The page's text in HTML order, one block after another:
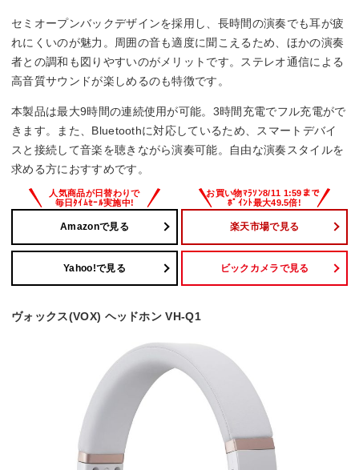
20Hz～20kHz
コード長
セミオープンバックデザインを採用し、長時間の演奏でも耳が疲
れにくいのが魅力。周囲の音も適度に聞こえるため、ほかの演奏
者との調和も図りやすいのがメリットです。ステレオ通信による
高音質サウンドが楽しめるのも特徴です。
本製品は最大9時間の連続使用が可能。3時間充電でフル充電がで
きます。また、Bluetoothに対応しているため、スマートデバイ
スと接続して音楽を聴きながら演奏可能。自由な演奏スタイルを
求める方におすすめです。
Amazonで見る 楽天市場で見る
Yahoo!で見る ビックカメラで見る
ヴォックス(VOX) ヘッドホン VH-Q1